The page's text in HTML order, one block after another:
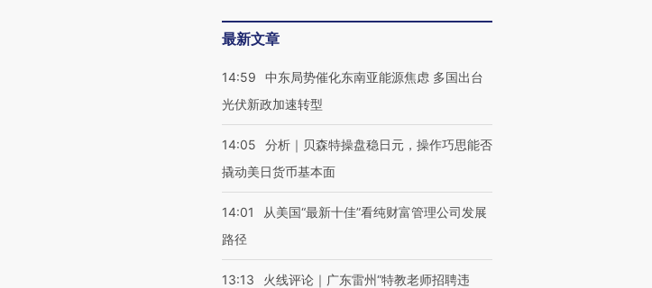
最新文章
14:59
中东局势催化东南亚能源焦虑 多国出台
光伏新政加速转型
14:05
分析｜贝森特操盘稳日元，操作巧思能否
撬动美日货币基本面
14:01
从美国“最新十佳”看纯财富管理公司发展
路径
13:13
火线评论｜广东雷州“特教老师招聘违